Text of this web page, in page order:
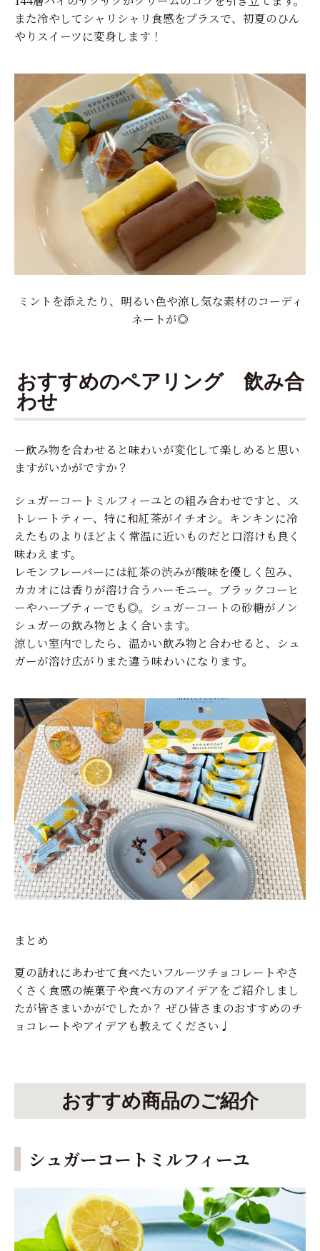
また冷やしてシャリシャリ食感をプラスで、初夏のひん
やりスイーツに変身します！
ミントを添えたり、明るい色や涼し気な素材のコーディ
ネートが◎
おすすめのペアリング 飲み合
わせ
ー飲み物を合わせると味わいが変化して楽しめると思い
ますがいかがですか？
シュガーコートミルフィーユとの組み合わせですと、ス
トレートティー、特に和紅茶がイチオシ。キンキンに冷
えたものよりほどよく常温に近いものだと口溶けも良く
味わえます。
レモンフレーバーには紅茶の渋みが酸味を優しく包み、
カカオには香りが溶け合うハーモニー。ブラックコーヒ
ーやハーブティーでも◎。シュガーコートの砂糖がノン
シュガーの飲み物とよく合います。
涼しい室内でしたら、温かい飲み物と合わせると、シュ
ガーが溶け広がりまた違う味わいになります。
まとめ
夏の訪れにあわせて食べたいフルーツチョコレートやさ
くさく食感の焼菓子や食べ方のアイデアをご紹介しまし
たが皆さまいかがでしたか？ ぜひ皆さまのおすすめのチ
ョコレートやアイデアも教えてください♩
おすすめ商品のご紹介
シュガーコートミルフィーユ